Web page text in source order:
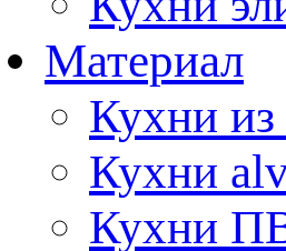
Материал
Кухни из
Кухни
Кухни